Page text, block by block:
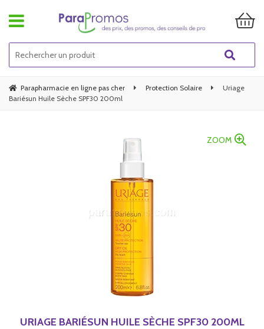
Parapharmacie en ligne pas cher Protection Solaire
Uriage
Bariésun Huile Sèche SPF30 200ml
ZOOM
URIAGE BARIÉSUN HUILE SÈCHE SPF30 200ML